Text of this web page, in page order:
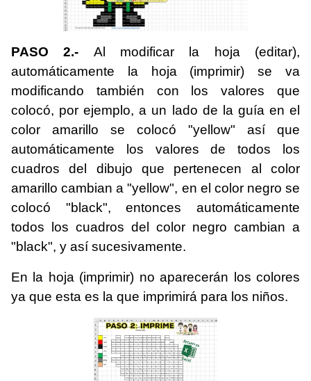
PASO 2.- Al modificar la hoja (editar),
automáticamente la hoja (imprimir) se va
modificando también con los valores que
colocó, por ejemplo, a un lado de la guía en el
color amarillo se colocó "yellow" así que
automáticamente los valores de todos los
cuadros del dibujo que pertenecen al color
amarillo cambian a "yellow", en el color negro se
colocó "black", entonces automáticamente
todos los cuadros del color negro cambian a
"black", y así sucesivamente.
En la hoja (imprimir) no aparecerán los colores
ya que esta es la que imprimirá para los niños.